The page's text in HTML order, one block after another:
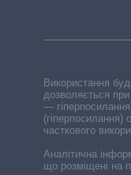
Використання
дозволяється при
—
(гіперпосилання)
часткового
Аналітична
що розміщені на